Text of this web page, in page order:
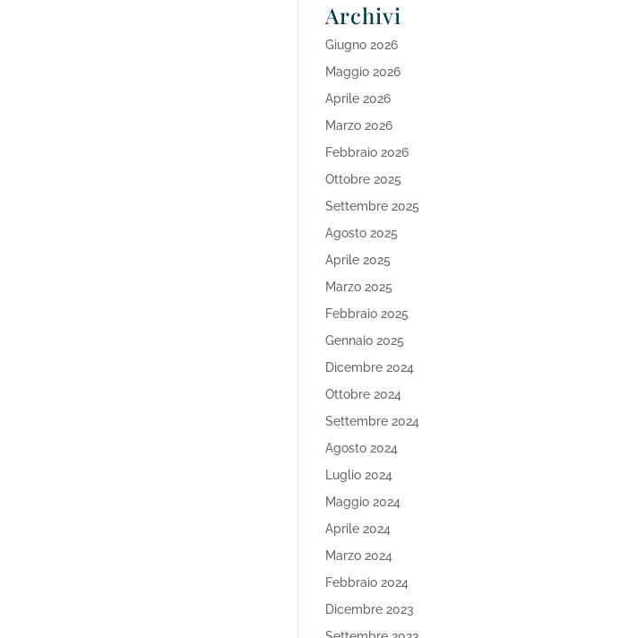
Archivi
Giugno 2026
Maggio 2026
Aprile 2026
Marzo 2026
Febbraio 2026
Ottobre 2025
Settembre 2025
Agosto 2025
Aprile 2025
Marzo 2025
Febbraio 2025
Gennaio 2025
Dicembre 2024
Ottobre 2024
Settembre 2024
Agosto 2024
Luglio 2024
Maggio 2024
Aprile 2024
Marzo 2024
Febbraio 2024
Dicembre 2023